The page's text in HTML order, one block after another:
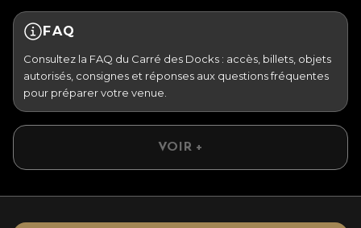
FAQ
Consultez la FAQ du Carré des Docks : accès, billets, objets
autorisés, consignes et réponses aux questions fréquentes
pour préparer votre venue.
VOIR +